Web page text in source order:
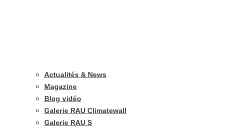
Actualités & News
Magazine
Blog vidéo
Galerie RAU Climatewall
Galerie RAU S